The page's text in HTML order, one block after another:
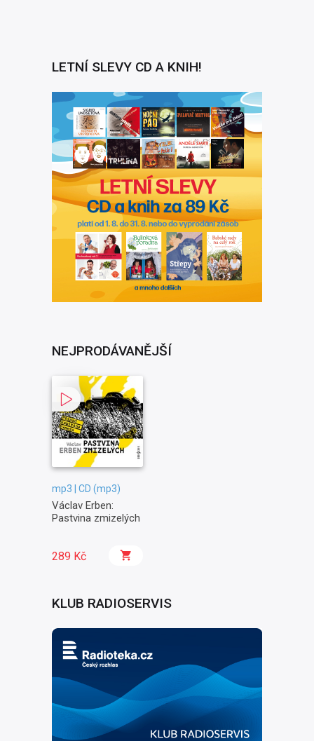
LETNÍ SLEVY CD A KNIH!
NEJPRODÁVANĚJŠÍ
mp3 | CD (mp3)
Václav Erben:
Pastvina zmizelých
289 Kč
KLUB RADIOSERVIS